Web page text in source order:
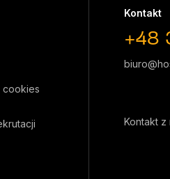
cookies
Kontakt
+48
Kontakt z